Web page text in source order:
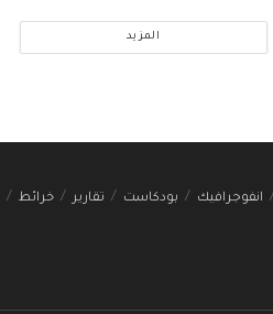
المزيد
انفوجرافيك بودكاست تقارير خرائط